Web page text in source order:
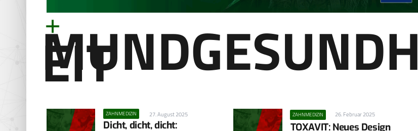
MUNDGESUNDH
EIT
ZAHNMEDIZIN 27. August 2025
Dicht, dicht, dicht:
ZAHNMEDIZIN 26. Februar 2025
TOXAVIT: Neues Design